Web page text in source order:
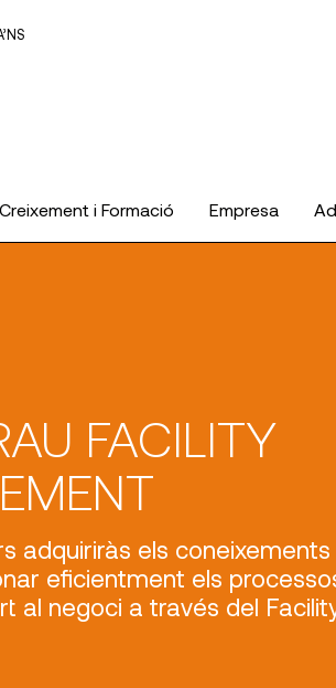
Creixement i Formació Empresa
FACILITY
adquiriràs els coneixements
eficientment els
al negoci a través del